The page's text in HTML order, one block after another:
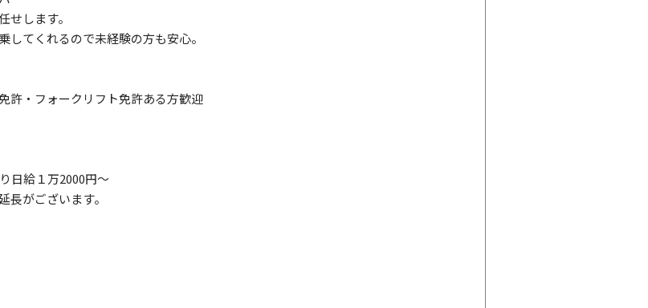
せします。
してくれるので未経験の方も安心。
許・フォークリフト免許ある方歓迎
日給１万2000円～
がございます。